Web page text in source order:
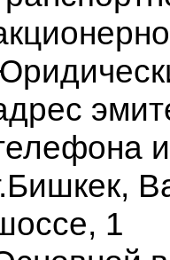
адрес
г.Бишкек,